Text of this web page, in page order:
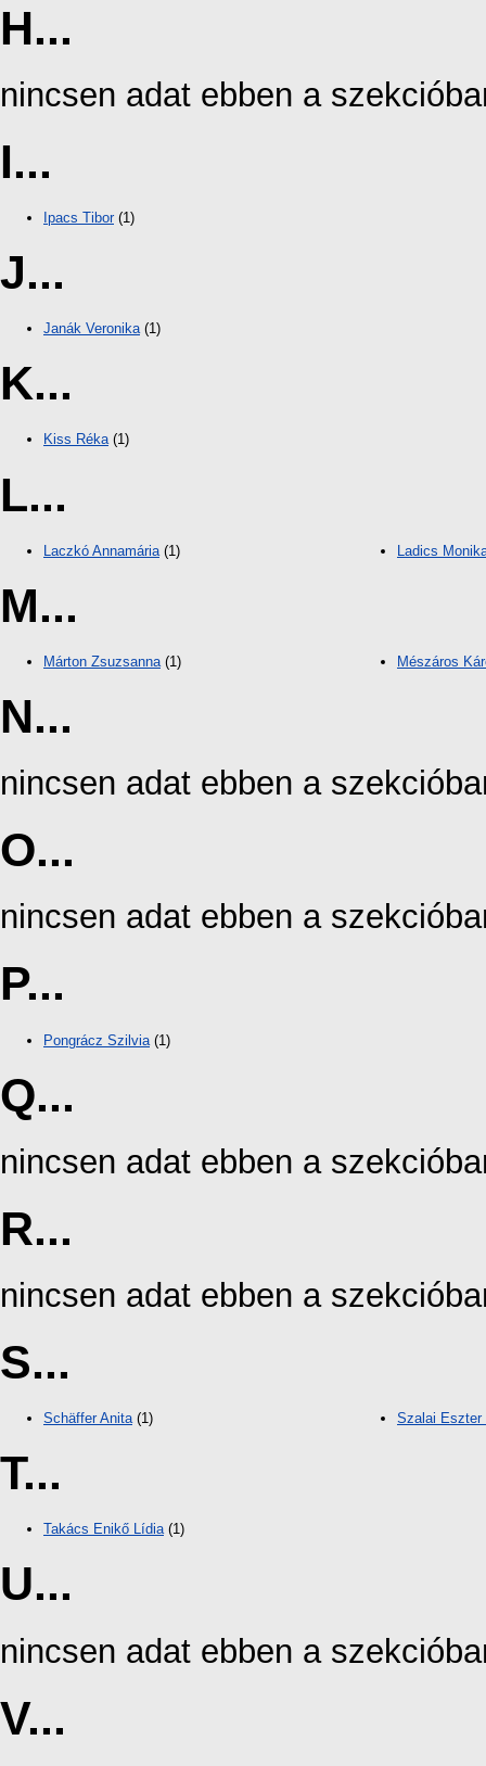
H...
nincsen adat ebben a
I...
Ipacs Tibor(1)
J...
Janák Veronika(1)
K...
Kiss Réka(1)
L...
Laczkó Annamária (1) Ladics
M...
Márton Zsuzsanna (1) Mészáros
N...
nincsen adat ebben a
O...
nincsen adat ebben a
P...
Pongrácz Szilvia (1)
Q...
nincsen adat ebben a
R...
nincsen adat ebben a
S...
Schäffer Anita(1) Szalai Eszter
T...
Takács Enikő Lídia(1)
U...
nincsen adat ebben a
V...